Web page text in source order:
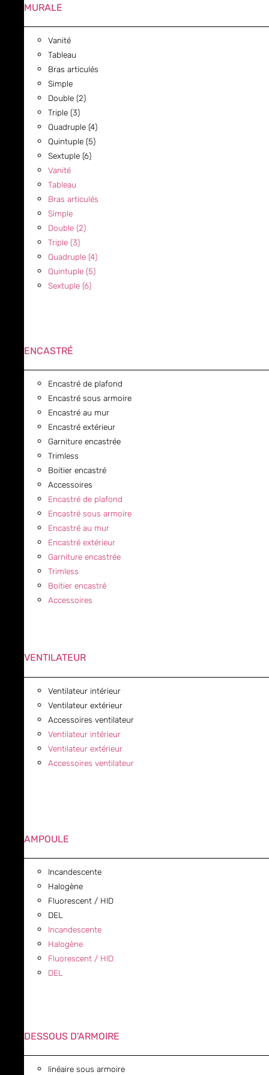
MURALE
Vanité
Tableau
Bras articulés
Simple
Double (2)
Triple (3)
Quadruple (4)
Quintuple (5)
Sextuple (6)
Vanité
Tableau
Bras articulés
Simple
Double (2)
Triple (3)
Quadruple (4)
Quintuple (5)
Sextuple (6)
ENCASTRÉ
Encastré de plafond
Encastré sous armoire
Encastré au mur
Encastré extérieur
Garniture encastrée
Trimless
Boitier encastré
Accessoires
Encastré de plafond
Encastré sous armoire
Encastré au mur
Encastré extérieur
Garniture encastrée
Trimless
Boitier encastré
Accessoires
VENTILATEUR
Ventilateur intérieur
Ventilateur extérieur
Accessoires ventilateur
Ventilateur intérieur
Ventilateur extérieur
Accessoires ventilateur
AMPOULE
Incandescente
Halogène
Fluorescent / HID
DEL
Incandescente
Halogène
Fluorescent / HID
DEL
DESSOUS D'ARMOIRE
linéaire sous armoire